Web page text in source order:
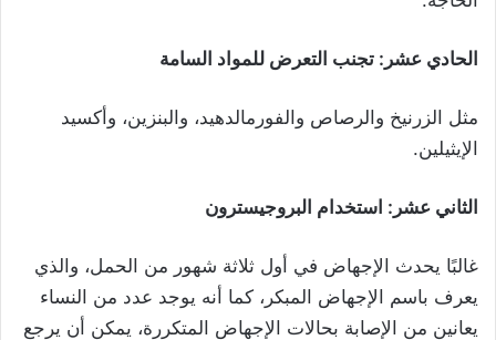
الحادي عشر: تجنب التعرض للمواد السامة
مثل الزرنيخ والرصاص والفورمالدهيد، والبنزين، وأكسيد
الإيثيلين.
الثاني عشر: استخدام البروجيسترون
غالبًا يحدث الإجهاض في أول ثلاثة شهور من الحمل، والذي
يعرف باسم الإجهاض المبكر، كما أنه يوجد عدد من النساء
يعانين من الإصابة بحالات الإجهاض المتكررة، يمكن أن يرجع